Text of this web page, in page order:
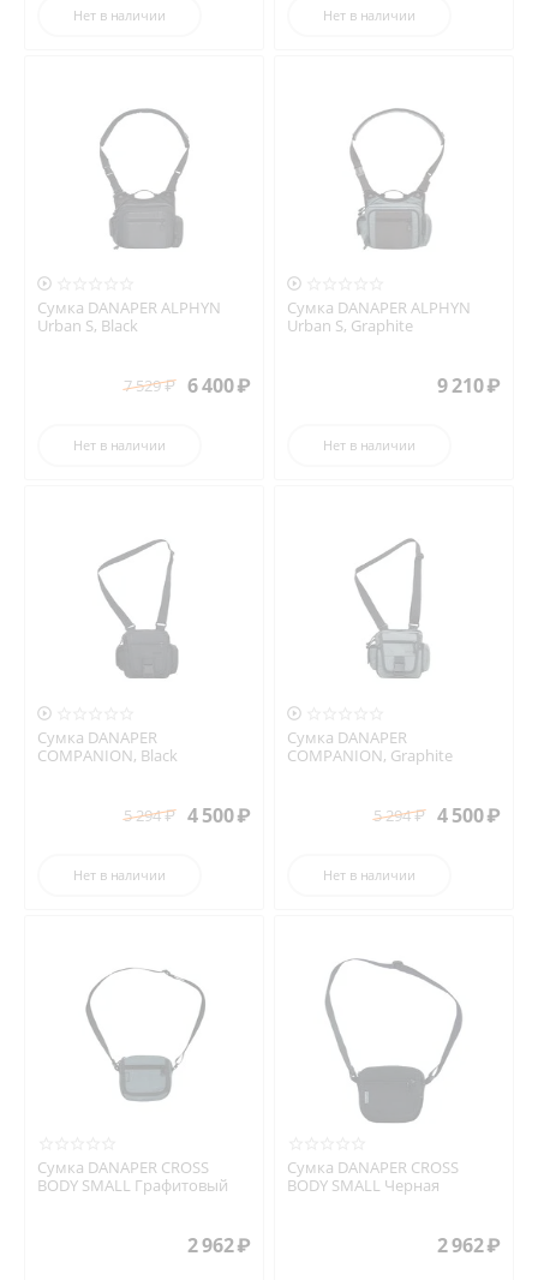
Нет в наличии Нет в наличии

Сумка DANAPER ALPHYN
Urban S, Black
7 529₽ 6 400₽
Нет в наличии

Сумка DANAPER ALPHYN
Urban S, Graphite
9 210₽
Нет в наличии

Сумка DANAPER
COMPANION, Black
5 294₽ 4 500₽
Нет в наличии

Сумка DANAPER
COMPANION, Graphite
5 294₽ 4 500₽
Нет в наличии
Сумка DANAPER CROSS
BODY SMALL Графитовый
2 962₽
Сумка DANAPER CROSS
BODY SMALL Черная
2 962₽